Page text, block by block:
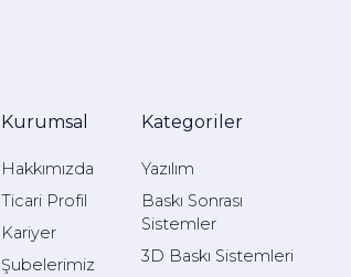
Kurumsal
Hakkımızda
Ticari Profil
Kariyer
Şubelerimiz
Kategoriler
Yazılım
Baskı Sonrası
Sistemler
3D Baskı Sistemleri